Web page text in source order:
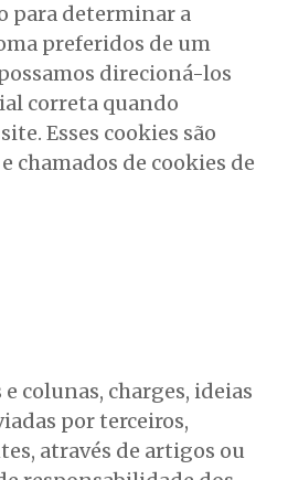
para determinar a
preferidos de um
direcioná-los
correta quando
Esses cookies são
chamados de cookies de
colunas, charges, ideias
por terceiros,
através de artigos ou